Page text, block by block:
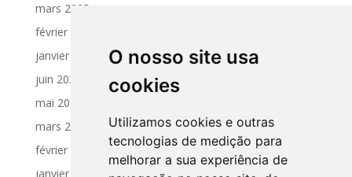
O nosso site usa
cookies
Utilizamos cookies e outras
tecnologias de medição para
melhorar a sua experiência de
mars 2025
février 2025
janvier 2025
juin 2024
mai 2024
mars 2024
février 2024
janvier 2024